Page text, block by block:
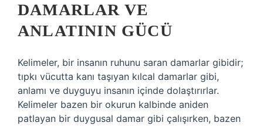
DAMARLAR VE
ANLATININ GÜCÜ
Kelimeler, bir insanın ruhunu saran damarlar gibidir;
tıpkı vücutta kanı taşıyan kılcal damarlar gibi,
anlamı ve duyguyu insanın içinde dolaştırırlar.
Kelimeler bazen bir okurun kalbinde aniden
patlayan bir duygusal damar gibi çalışırken, bazen